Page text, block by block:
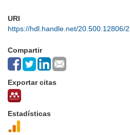
URI
https://hdl.handle.net/20.500.12806/
Compartir
Exportar citas
Estadísticas